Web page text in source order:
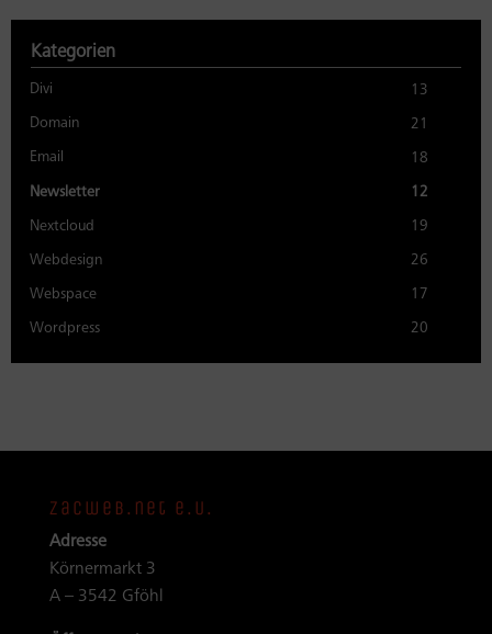
Kategorien
Divi 13
Domain 21
Email 18
Newsletter 12
Nextcloud 19
Webdesign 26
Webspace 17
Wordpress 20
zacweb.net e.U.
Adresse
Körnermarkt 3
A – 3542 Gföhl